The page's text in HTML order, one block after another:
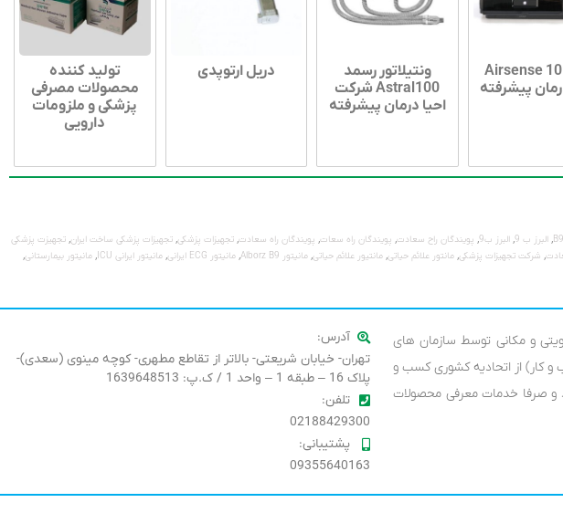
Airsense
پیشرفته
ونتیلاتور رسمد
Astral100 شرکت
احیا درمان پیشرفته
دریل ارتوپدی
تولید کننده
محصولات مصرفی
پزشکی و ملزومات
دارویی
, البرز ب 9 , البرز ب9 , پویندگان راح سعادت, پویندگان راه سعات, پویندگان راه سعادت, تجهیزات پزشکی, تجهیزات پزشکی ساخت ایران, تجهیزت پزشکی
, شرکت تجهیزات پزشکی, مانتور علائم حیاتی, مانتیور علائم حیاتی, مانیتور Alborz B9 , مانیتور ECG ایرانی , مانیتور ایرانی ICU , مانیتور بیمارستانی,
هویتی و مکانی توسط سازمان های
کار) از اتحادیه کشوری کسب و
و صرفا خدمات معرفی محصولات
آدرس:
تهران- خیابان شریعتی- بالاتر از تقاطع مطهری- کوچه مینوی (سعدی)-
پلاک 16 – طبقه 1 – واحد 1 / ک.پ: 1639648513
تلفن:
02188429300
پشتیبانی:
09355640163